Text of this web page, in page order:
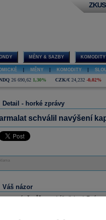
MĚNY & SAZBY
MĚNY KOMODITY
26 690,62 1,30% CZK/€ 24,232 -0,02%
Detail - horké zprávy
schválil navýšení
Váš názor
tomto místě můžete zahájit diskusi. Zatím